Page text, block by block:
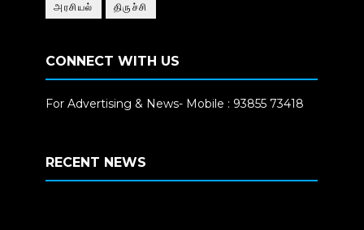
அரசியல் திருச்சி
CONNECT WITH US
For Advertising & News- Mobile : 93855 73418
RECENT NEWS